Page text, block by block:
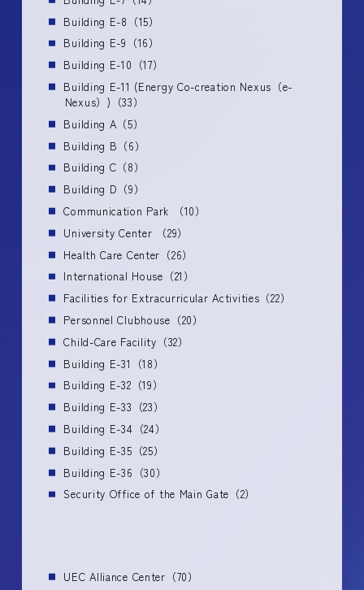
Building E-8（15）
Building E-9（16）
Building E-10（17）
Building E-11 (Energy Co-creation Nexus（e-
Nexus）)（33）
Building A（5）
Building B（6）
Building C（8）
Building D（9）
Communication Park （10）
University Center （29）
Health Care Center（26）
International House（21）
Facilities for Extracurricular Activities（22）
Personnel Clubhouse（20）
Child-Care Facility（32）
Building E-31（18）
Building E-32（19）
Building E-33（23）
Building E-34（24）
Building E-35（25）
Building E-36（30）
Security Office of the Main Gate（2）
UEC Alliance Center（70）